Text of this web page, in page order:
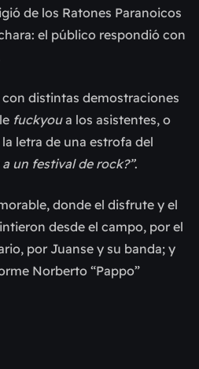
de los Ratones Paranoicos
el público respondió con
distintas demostraciones
fuckyoua los asistentes, o
letra de una estrofa del
un festival de rock?”.
donde el disfrute y el
desde el campo, por el
por Juanse y su banda; y
Norberto “Pappo”